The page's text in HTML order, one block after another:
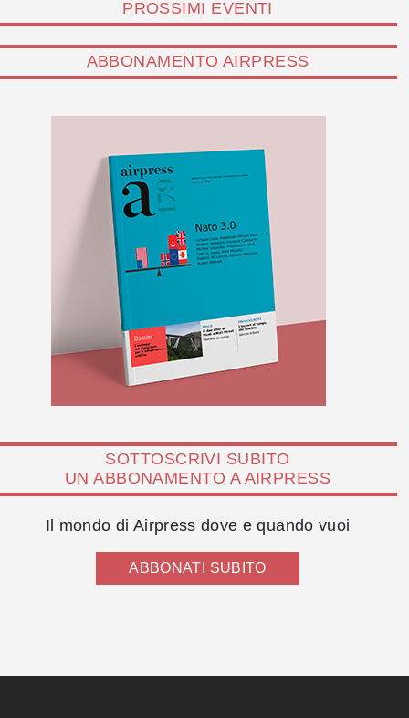
PROSSIMI EVENTI
ABBONAMENTO AIRPRESS
SOTTOSCRIVI SUBITO
UN ABBONAMENTO A AIRPRESS
Il mondo di Airpress dove e quando vuoi
ABBONATI SUBITO